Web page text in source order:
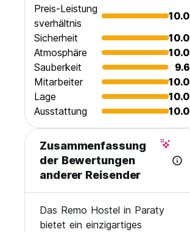
Preis-Leistung
sverhältnis
10.0
Sicherheit
10.0
Atmosphäre
10.0
Sauberkeit
9.6
Mitarbeiter
10.0
Lage
10.0
Ausstattung
10.0
Zusammenfassung
der Bewertungen
anderer Reisender
Das Remo Hostel in Paraty
bietet ein einzigartiges